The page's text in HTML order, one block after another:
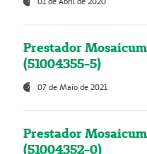
Prestador
(51004355-5)
07 de Maio de 2021
Prestador
(51004352-0)